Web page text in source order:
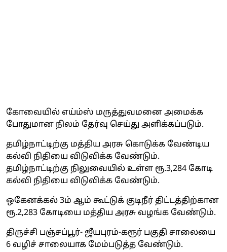
கோவையில் எய்ம்ஸ் மருத்துவமனை அமைக்க
போதுமான நிலம் தேர்வு செய்து அளிக்கப்படும்.
தமிழ்நாட்டிற்கு மத்திய அரசு கொடுக்க வேண்டிய
கல்வி நிதியை விடுவிக்க வேண்டும்.
தமிழ்நாட்டிற்கு நிலுவையில் உள்ள ரூ.3,284 கோடி
கல்வி நிதியை விடுவிக்க வேண்டும்.
ஒகேனக்கல் 3ம் ஆம் கூட்டுக் குடிநீர் திட்டத்திற்கான
ரூ.2,283 கோடியை மத்திய அரசு வழங்க வேண்டும்.
திருச்சி பஞ்சப்பூர்- ஜீயபுரம்-கரூர் பகுதி சாலையை
6 வழிச் சாலையாக மேம்படுத்த வேண்டும்.